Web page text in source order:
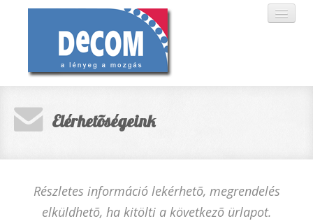
RAKTÁRKÉSZLET
Elérhetõségeink
Részletes információ lekérhetõ, megrendelés
elküldhetõ, ha kitölti a következõ ürlapot.